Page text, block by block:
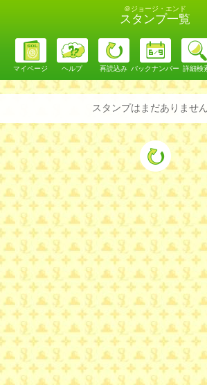
＠ジョージ・エンド
スタンプ一覧
マイページ ヘルプ 再読込み バックナンバー 詳細検
スタンプはまだありません